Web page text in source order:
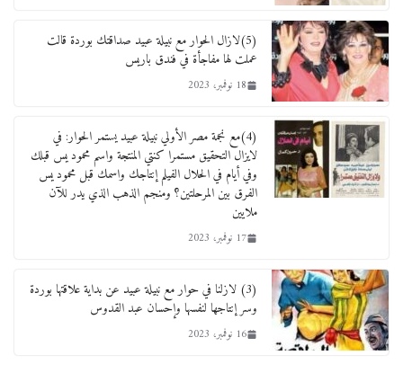
(5)لازال الحوار مع نبيلة عبيد صداقتك بوردة قالت
عملت لها مفاجأة في فندق باريس
18 نوفمبر، 2023
(4)مع نجمة مصر الأولي نبيلة عبيد يستمر الحوار: في
لايزال التحقيق مستمرا كنتي المنتجة واسم محمود يس قبلك
وفي أيام في الحلال الفيلم إنتاجك واسمك قبل محمود يس
الفرق بين المرحلتين؟ ومنجم الذهب الذي يدر للآن
ملايين
17 نوفمبر، 2023
(3) لازلنا في حوار مع نبيلة عبيد عن بداية علاقتها بوردة
وسر إنتاجها لنفسها وإحسان عبد القدوس
16 نوفمبر، 2023